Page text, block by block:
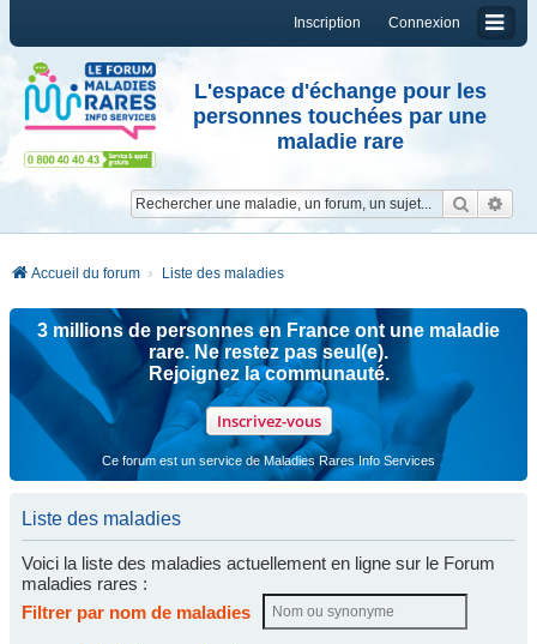
Connexion
Inscription
L'espace d'échange pour les
personnes touchées par une
maladie rare
Accueil du forum Liste des maladies
3 millions de personnes en France ont une maladie
rare. Ne restez pas seul(e).
Rejoignez la communauté.
Inscrivez-vous
Ce forum est un service de Maladies Rares Info Services
Liste des maladies
Voici la liste des maladies actuellement en ligne sur le Forum
maladies rares :
Filtrer par nom de maladies